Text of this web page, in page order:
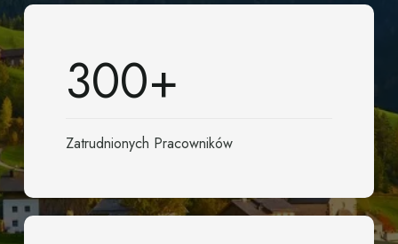
300+
Zatrudnionych Pracowników